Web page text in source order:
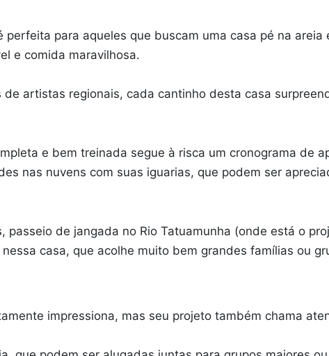
para aqueles que buscam uma casa pé na
e comida maravilhosa.
artistas regionais, cada cantinho desta casa
e bem treinada segue à risca um cronograma de
nas nuvens com suas iguarias, que podem ser
de jangada no Rio Tatuamunha (onde está o
casa, que acolhe muito bem grandes famílias ou
impressiona, mas seu projeto também chama